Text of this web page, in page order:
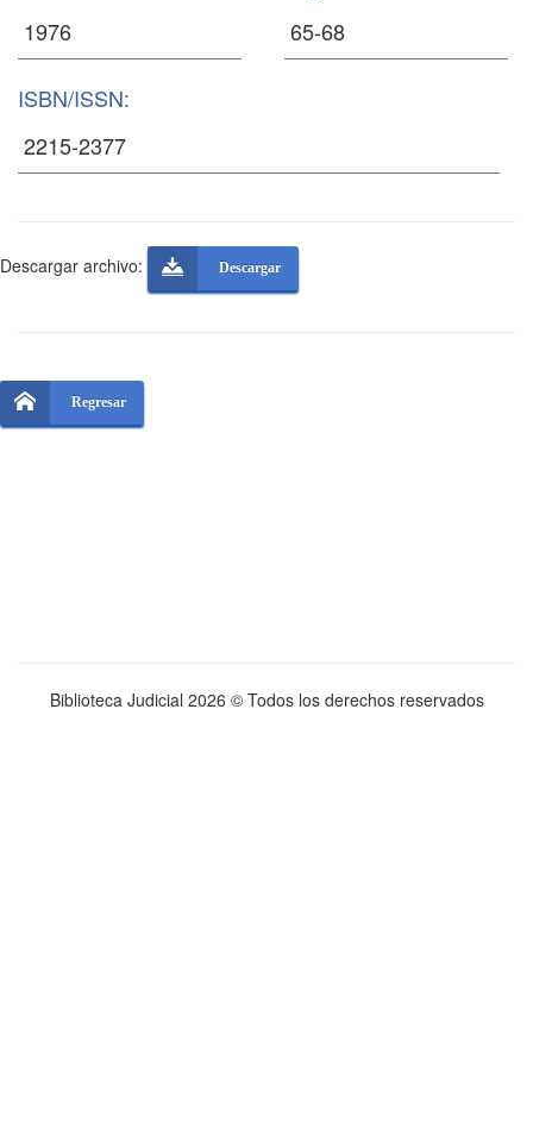
ISBN/ISSN:
Descargar archivo: Descargar
Regresar
Biblioteca Judicial 2026 © Todos los derechos reservados